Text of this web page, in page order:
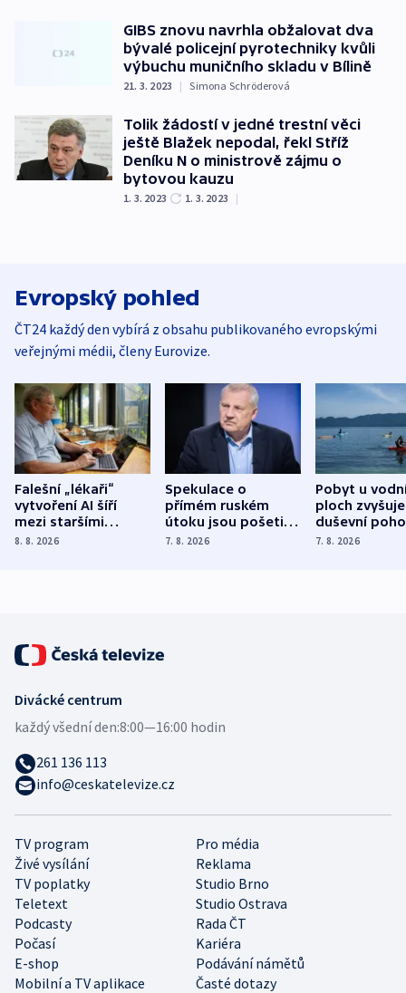
GIBS znovu navrhla obžalovat dva
bývalé policejní pyrotechniky kvůli
výbuchu muničního skladu v Bílině
21. 3. 2023 | Simona Schröderová
Tolik žádostí v jedné trestní věci
ještě Blažek nepodal, řekl Stříž
Deníku N o ministrově zájmu o
bytovou kauzu
1. 3. 2023 1. 3. 2023 |
Evropský pohled
ČT24 každý den vybírá z obsahu publikovaného evropskými
veřejnými médii, členy Eurovize.
Falešní „lékaři“
vytvoření AI šíří
mezi staršími
Poláky nebezpečné
8. 8. 2026
Spekulace o
přímém ruském
útoku jsou pošetilé,
míní estonský
7. 8. 2026
Pobyt u
ploch zvyšuje
duševní
ukázala
7. 8. 2026
TV program
Pro média
Živé vysílání
Reklama
TV poplatky
Studio Brno
Teletext
Studio Ostrava
Podcasty
Rada ČT
Počasí
Kariéra
E-shop
Podávání námětů
Mobilní a TV aplikace
Časté dotazy
Divácké centrum
každý všední den:8:00—16:00 hodin
261 136 113
info@ceskatelevize.cz